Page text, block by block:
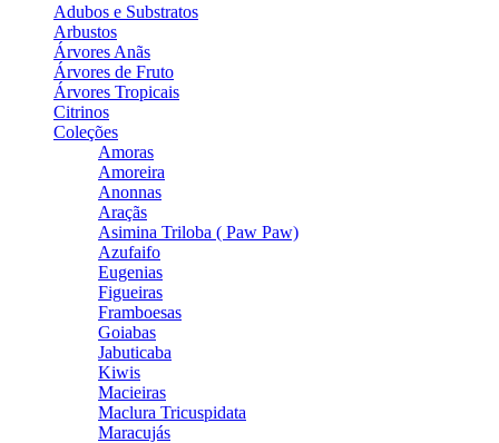
Adubos e Substratos
Arbustos
Árvores Anãs
Árvores de Fruto
Árvores Tropicais
Citrinos
Coleções
Amoras
Amoreira
Anonnas
Araçãs
Asimina Triloba ( Paw Paw)
Azufaifo
Eugenias
Figueiras
Framboesas
Goiabas
Jabuticaba
Kiwis
Macieiras
Maclura Tricuspidata
Maracujás